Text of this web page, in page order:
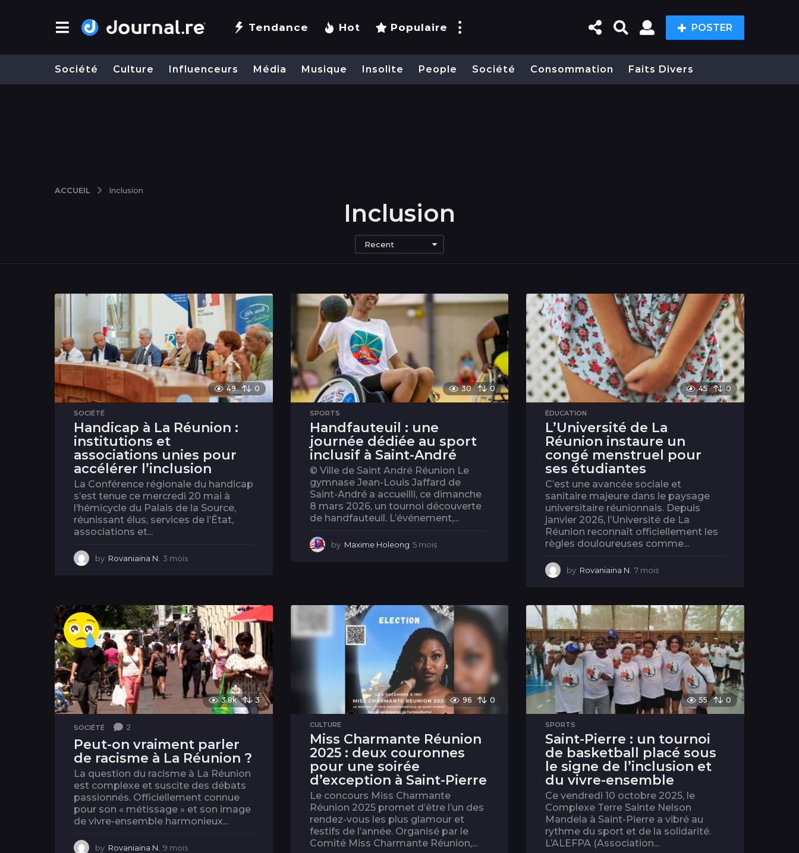
Tendance Hot Populaire POSTER
Société Culture Influenceurs Média Musique Insolite People Société Consommation Faits Divers
ACCUEIL Inclusion
Inclusion
Recent
49 0
SOCIÉTÉ
Handicap à La Réunion :
institutions et
associations unies pour
accélérer l’inclusion
La Conférence régionale du handicap
s’est tenue ce mercredi 20 mai à
l’hémicycle du Palais de la Source,
réunissant élus, services de l’État,
associations et...
by Rovaniaina N. 3 mois
s
30 0
SPORTS
Handfauteuil : une
journée dédiée au sport
inclusif à Saint-André
© Ville de Saint André Réunion Le
gymnase Jean-Louis Jaffard de
Saint-André a accueilli, ce dimanche
8 mars 2026, un tournoi découverte
de handfauteuil. L’événement,...
by Maxime Holeong 5 mois5
45 0
ÉDUCATION
L’Université de La
Réunion instaure un
congé menstruel pour
ses étudiantes
C’est une avancée sociale et
sanitaire majeure dans le paysage
universitaire réunionnais. Depuis
janvier 2026, l’Université de La
Réunion reconnaît officiellement les
règles douloureuses comme...
by Rovaniaina N. 7 mois
i
s
3.8k 3
SOCIÉTÉ 2
Peut-on vraiment parler
de racisme à La Réunion ?
La question du racisme à La Réunion
est complexe et suscite des débats
passionnés. Officiellement connue
pour son « métissage » et son image
de vivre-ensemble harmonieux...
by Rovaniaina N. 9 mois
96 0
CULTURE
Miss Charmante Réunion
2025 : deux couronnes
pour une soirée
d’exception à Saint-Pierre
Le concours Miss Charmante
Réunion 2025 promet d’être l’un des
rendez-vous les plus glamour et
festifs de l’année. Organisé par le
Comité Miss Charmante Réunion,...
55 0
SPORTS
Saint-Pierre : un tournoi
de basketball placé sous
le signe de l’inclusion et
du vivre-ensemble
Ce vendredi 10 octobre 2025, le
Complexe Terre Sainte Nelson
Mandela à Saint-Pierre a vibré au
rythme du sport et de la solidarité.
L’ALEFPA (Association...